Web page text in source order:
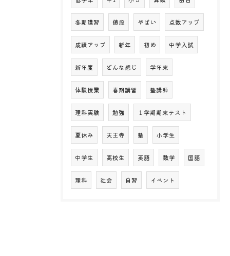
冬期講習 値段 やばい 点数アップ
成績アップ 新年 初め 中学入試
新年度 どんな感じ 学年末
体験授業 春期講習 塾講師
理科実験 勉強 １学期期末テスト
夏休み 天王寺 塾 小学生
中学生 高校生 英語 数学 国語
理科 社会 自習 イベント